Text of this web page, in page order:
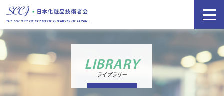
LIBRARY
ライブラリー